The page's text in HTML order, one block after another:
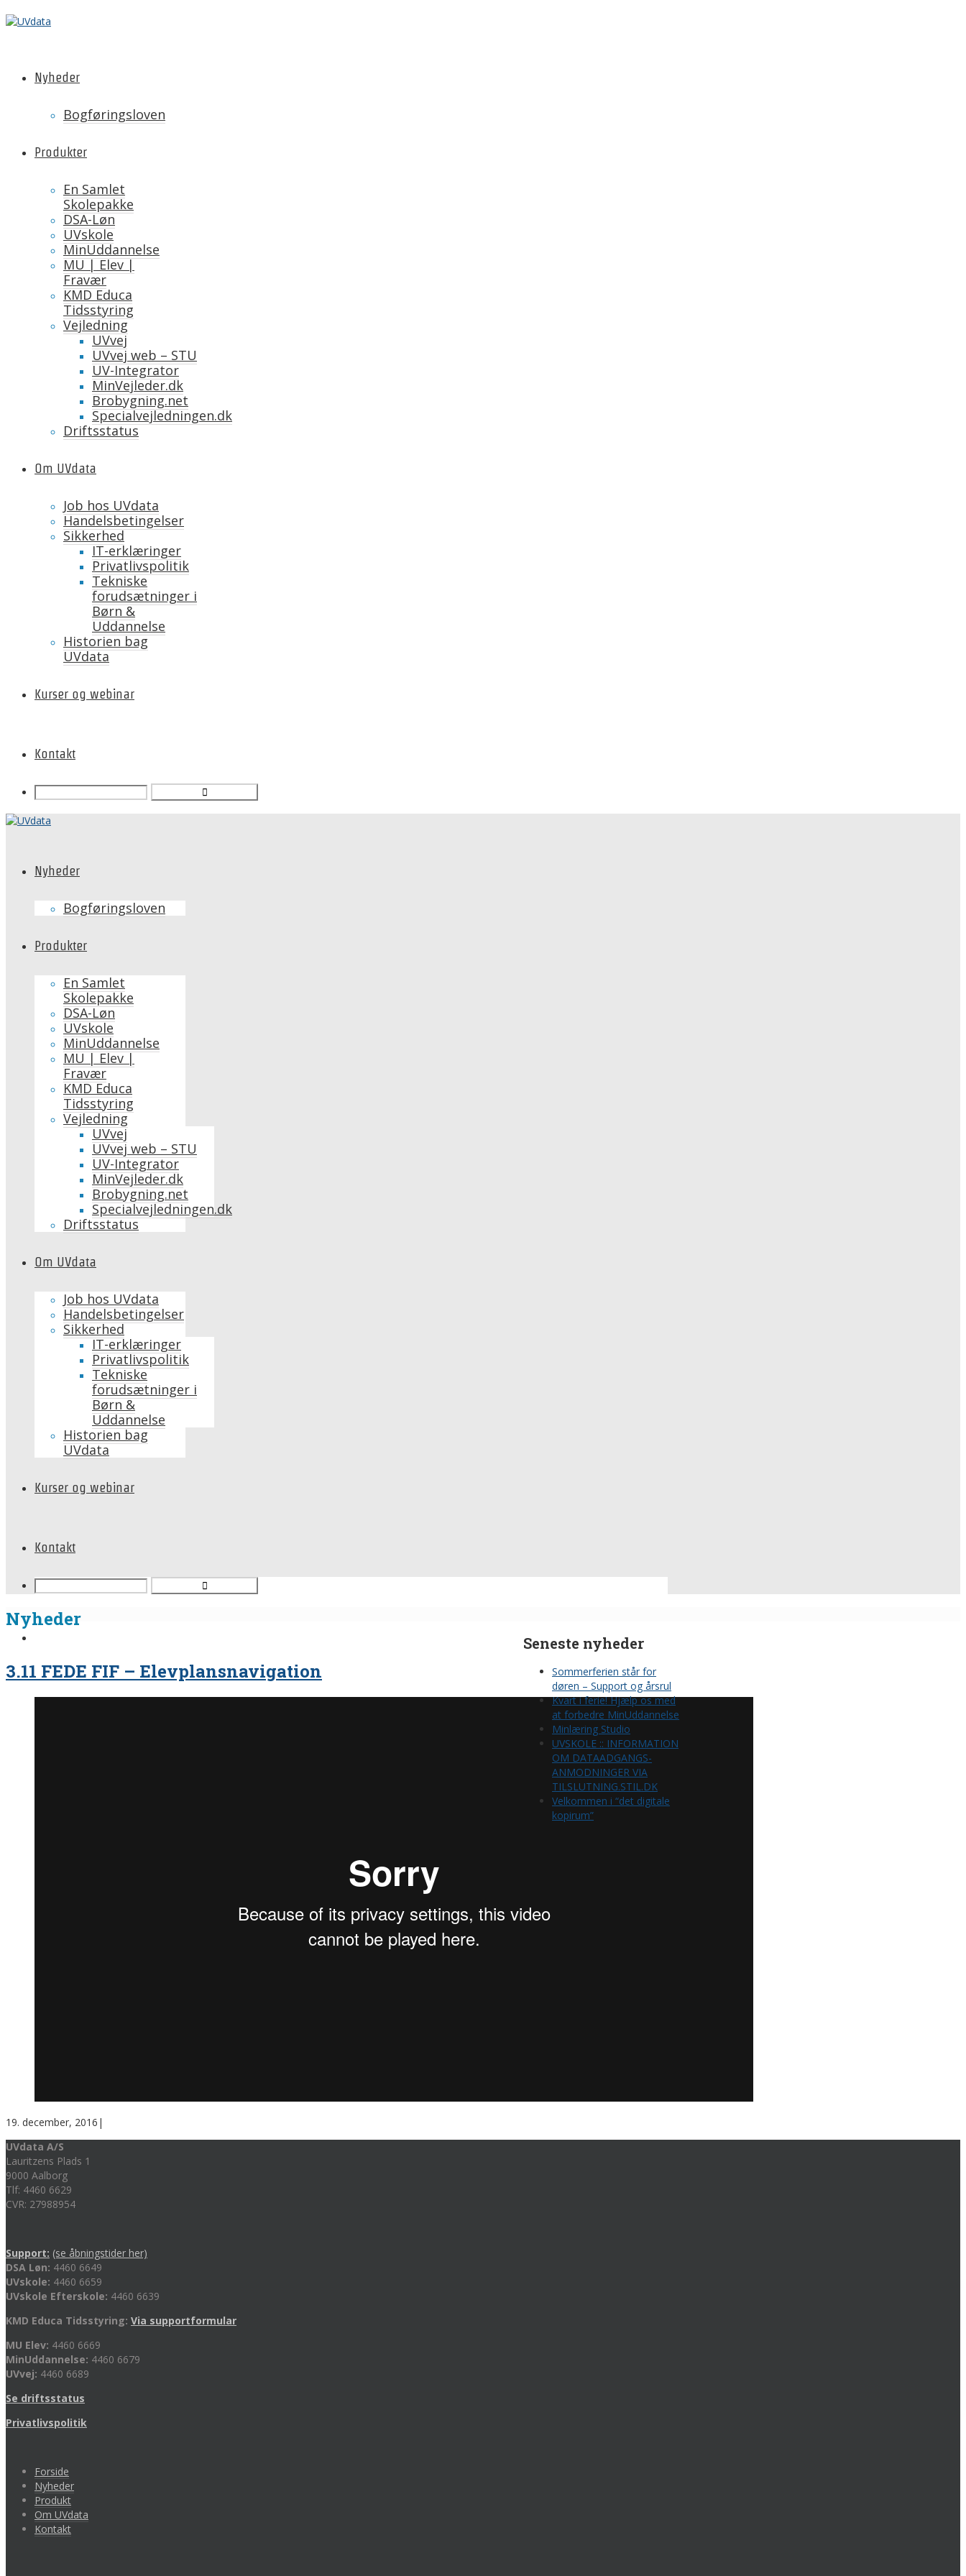
Nyheder
Bogføringsloven
Produkter
En Samlet
Skolepakke
DSA-Løn
UVskole
MinUddannelse
MU | Elev |
Fravær
KMD Educa
Tidsstyring
Vejledning
UVvej
UVvej web – STU
UV-Integrator
MinVejleder.dk
Brobygning.net
Specialvejledningen.dk
Driftsstatus
Om UVdata
Job hos UVdata
Handelsbetingelser
Sikkerhed
IT-erklæringer
Privatlivspolitik
Tekniske
forudsætninger i
Børn &
Uddannelse
Historien bag
UVdata
Kurser og webinar
Kontakt
Nyheder
Bogføringsloven
Produkter
En Samlet
Skolepakke
DSA-Løn
UVskole
MinUddannelse
MU | Elev |
Fravær
KMD Educa
Tidsstyring
Vejledning
UVvej
UVvej web – STU
UV-Integrator
MinVejleder.dk
Brobygning.net
Specialvejledningen.dk
Driftsstatus
Om UVdata
Job hos UVdata
Handelsbetingelser
Sikkerhed
IT-erklæringer
Privatlivspolitik
Tekniske
forudsætninger i
Børn &
Uddannelse
Historien bag
UVdata
Kurser og webinar
Kontakt
Nyheder
3.11 FEDE FIF – Elevplansnavigation
19. december, 2016 |
Seneste nyheder
Sommerferien står for
døren – Support og årsrul
Kvart i ferie! Hjælp os med
at forbedre MinUddannelse
Minlæring Studio
UVSKOLE :: INFORMATION
OM DATAADGANGS-
ANMODNINGER VIA
TILSLUTNING.STIL.DK
Velkommen i “det digitale
kopirum”
UVdata A/S
Lauritzens Plads 1
9000 Aalborg
Tlf: 4460 6629
CVR: 27988954
Support: (se åbningstider her)
DSA Løn: 4460 6649
UVskole: 4460 6659
UVskole Efterskole: 4460 6639
KMD Educa Tidsstyring: Via supportformular
MU Elev: 4460 6669
MinUddannelse: 4460 6679
UVvej: 4460 6689
Se driftsstatus
Privatlivspolitik
Forside
Nyheder
Produkt
Om UVdata
Kontakt